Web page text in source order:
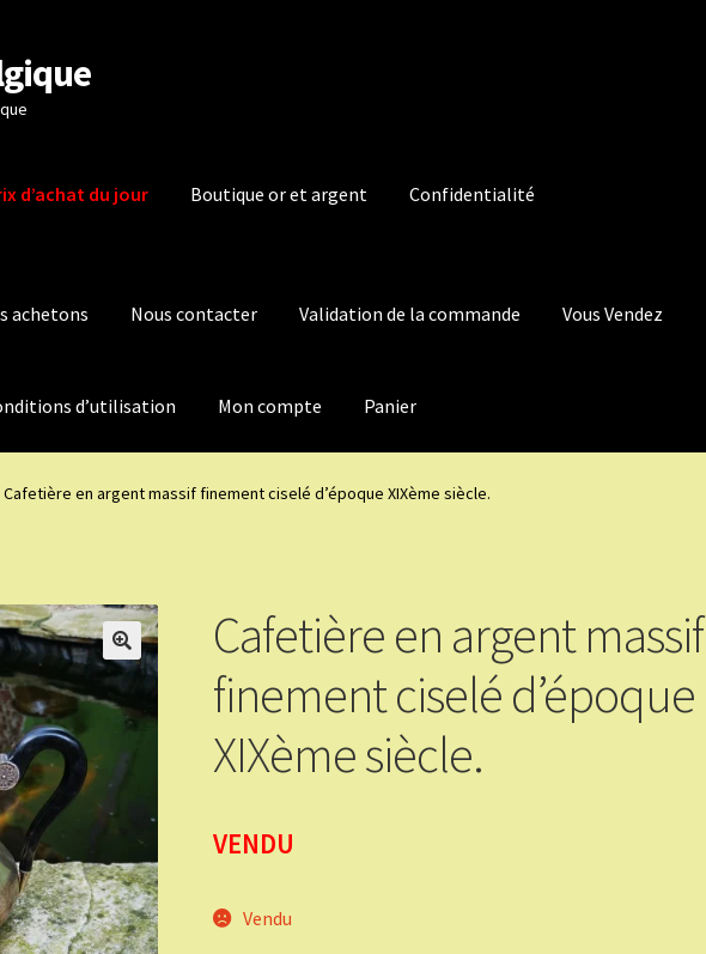
d’achat du jour Boutique or et argent Confidentialité
achetons Nous contacter Validation de la commande Vous Vendez
d’utilisation Mon compte Panier
Cafetière en argent massif finement ciselé d’époque XIXème siècle.
Cafetière en argent massif
finement ciselé d’époque
XIXème siècle.
VENDU
Vendu